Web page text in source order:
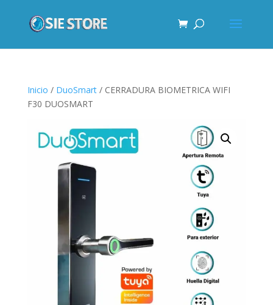
Inicio / DuoSmart/ CERRADURA BIOMETRICA WIFI
F30 DUOSMART